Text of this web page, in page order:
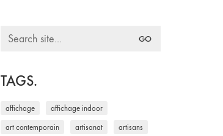
Search
TAGS.
affichage affichage indoor
art contemporain artisanat artisans